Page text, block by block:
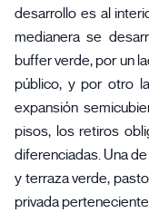
desarrollo es al
medianera se
buffer verde, por un
público, y por otro
expansión
pisos, los retiros
diferenciadas. Una
y terraza verde,
privada